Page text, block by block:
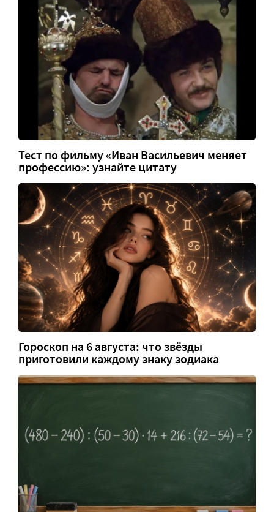
Тест по фильму «Иван Васильевич меняет
профессию»: узнайте цитату
Гороскоп на 6 августа: что звёзды
приготовили каждому знаку зодиака